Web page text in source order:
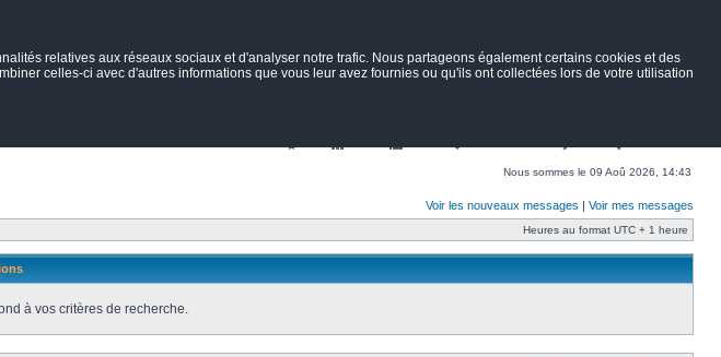
relatives aux réseaux sociaux et d'analyser notre trafic. Nous partageons également certains cookies et des
celles-ci avec d'autres informations que vous leur avez fournies ou qu'ils ont collectées lors de votre utilisation
Nous sommes le 09 Aoû 2026, 14:43
Voir les nouveaux messages | Voir mes messages
Heures au format UTC + 1 heure
à vos critères de recherche.